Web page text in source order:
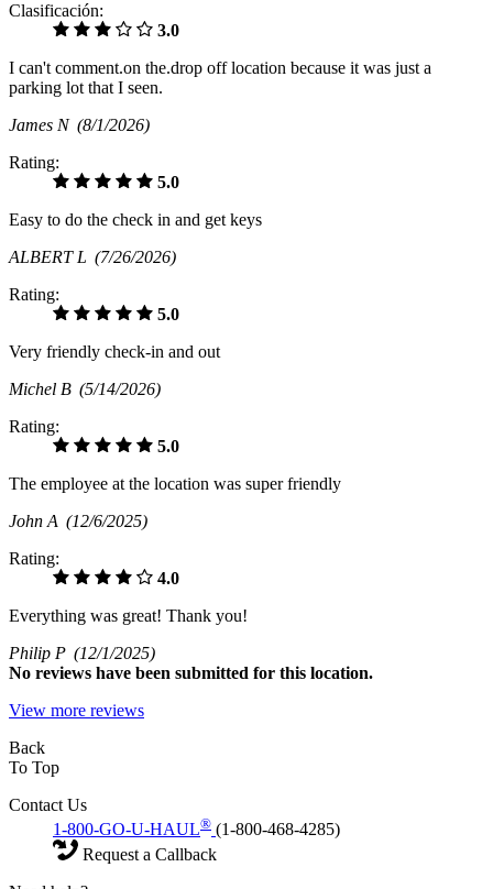
Clasificación:
3.0
I can't comment.on the.drop off location because it was just a
parking lot that I seen.
James N (8/1/2026)
Rating:
5.0
Easy to do the check in and get keys
ALBERT L (7/26/2026)
Rating:
5.0
Very friendly check-in and out
Michel B (5/14/2026)
Rating:
5.0
The employee at the location was super friendly
John A (12/6/2025)
Rating:
4.0
Everything was great! Thank you!
Philip P (12/1/2025)
No reviews have been submitted for this location.
View more reviews
Back
To Top
Contact Us
1-800-GO-U-HAUL® (1-800-468-4285)
Request a Callback